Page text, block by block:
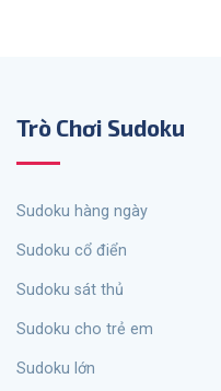
Trò Chơi Sudoku
sudoku hàng ngày
Sudoku cổ điển
Sudoku sát thủ
Sudoku cho trẻ em
Sudoku lớn